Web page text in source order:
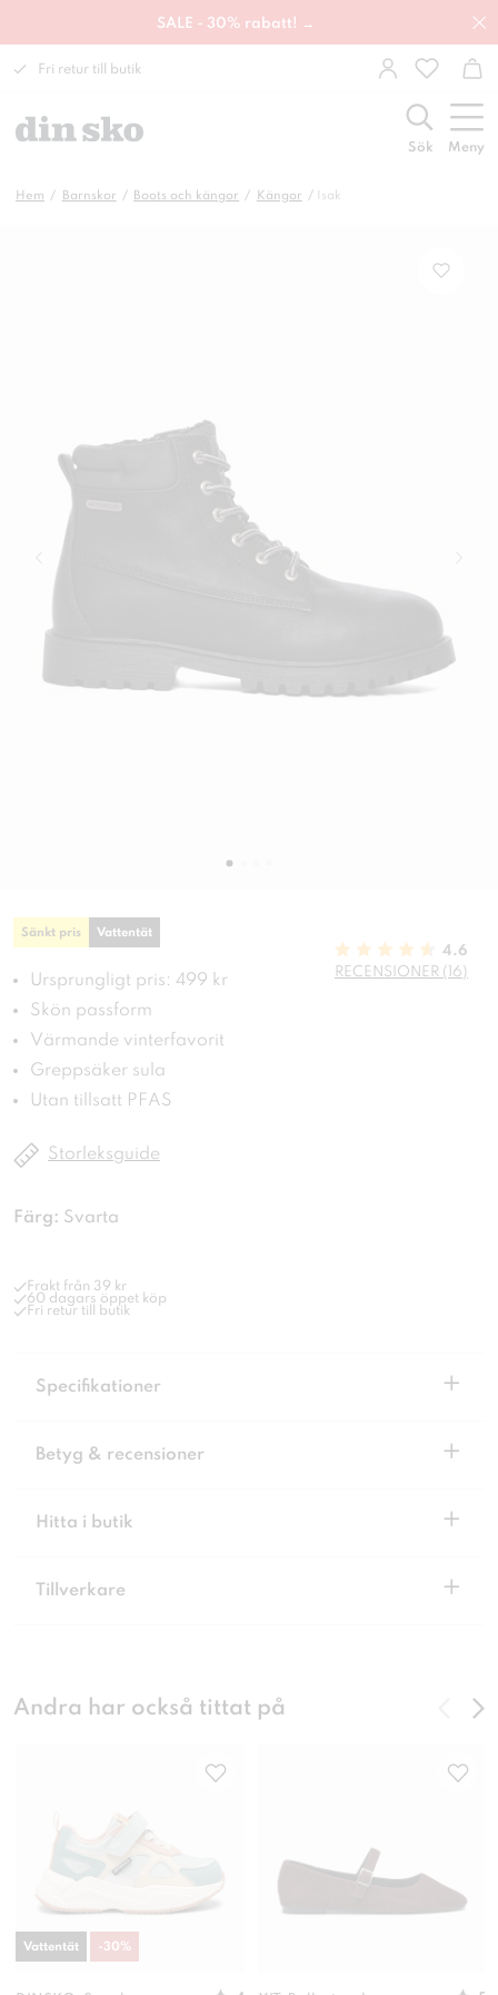
SALE - 30% rabatt! →
Fri retur till butik
Sök Meny
Hem Barnskor Boots och kängor Kängor Isak
Sänkt pris Vattentät
Ursprungligt pris: 499 kr
Skön passform
Värmande vinterfavorit
Greppsäker sula
Utan tillsatt PFAS
4.6
RECENSIONER (16)
Storleksguide
Färg: Svarta
Frakt från 39 kr
60 dagars öppet köp
Fri retur till butik
Specifikationer +
Betyg & recensioner +
Hitta i butik +
Tillverkare +
Andra har också tittat på
Vattentät -30%